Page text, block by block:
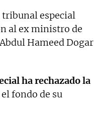
especial
al ex ministro de
Hameed Dogar
ha rechazado la
fondo de su